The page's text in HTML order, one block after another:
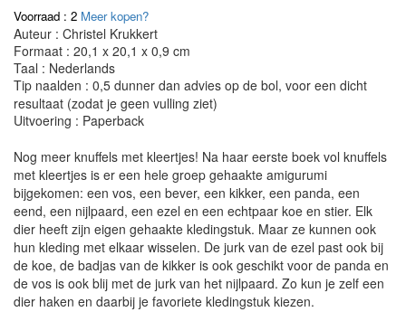
Voorraad : 2 Meer kopen?
Auteur : Christel Krukkert
Formaat : 20,1 x 20,1 x 0,9 cm
Taal : Nederlands
Tip naalden : 0,5 dunner dan advies op de bol, voor een dicht
resultaat (zodat je geen vulling ziet)
Uitvoering : Paperback
Nog meer knuffels met kleertjes! Na haar eerste boek vol knuffels
met kleertjes is er een hele groep gehaakte amigurumi
bijgekomen: een vos, een bever, een kikker, een panda, een
eend, een nijlpaard, een ezel en een echtpaar koe en stier. Elk
dier heeft zijn eigen gehaakte kledingstuk. Maar ze kunnen ook
hun kleding met elkaar wisselen. De jurk van de ezel past ook bij
de koe, de badjas van de kikker is ook geschikt voor de panda en
de vos is ook blij met de jurk van het nijlpaard. Zo kun je zelf een
dier haken en daarbij je favoriete kledingstuk kiezen.